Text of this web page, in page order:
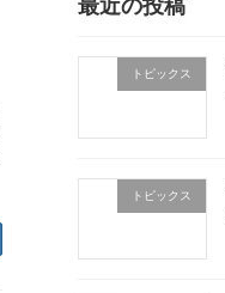
最近の投稿
トピックス
トピックス